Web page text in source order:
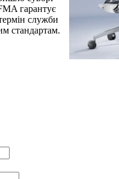
гарантує
служби
стандартам.